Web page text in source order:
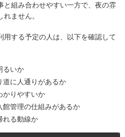
と組み合わせやすい一方で、夜の雰
ません。
用する予定の人は、以下を確認して
るいか
道に人通りがあるか
かりやすいか
館管理の仕組みがあるか
れる動線か